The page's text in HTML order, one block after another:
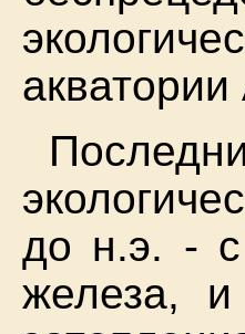
до н.э. - с
железа,